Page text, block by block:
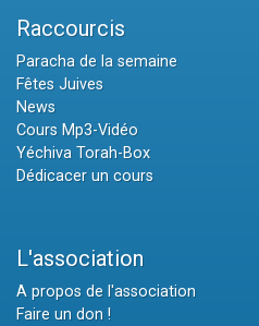
Raccourcis
Paracha de la semaine
Fêtes Juives
News
Cours Mp3-Vidéo
Yéchiva Torah-Box
Dédicacer un cours
L'association
A propos de l'association
Faire un don !